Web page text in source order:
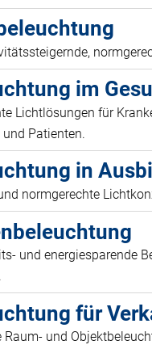
im
Lichtlösungen für
Patienten.
in
normgerechte
und energiesparende
für
Raum- und